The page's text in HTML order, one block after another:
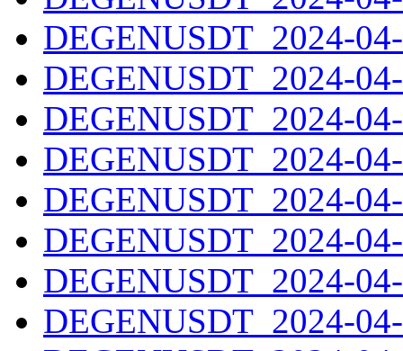
DEGENUSDT_2024-
DEGENUSDT_2024-
DEGENUSDT_2024-
DEGENUSDT_2024-
DEGENUSDT_2024-
DEGENUSDT_2024-
DEGENUSDT_2024-
DEGENUSDT_2024-